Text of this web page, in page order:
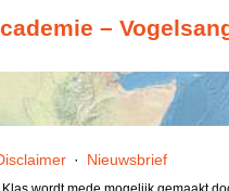
–
· Nieuwsbrief